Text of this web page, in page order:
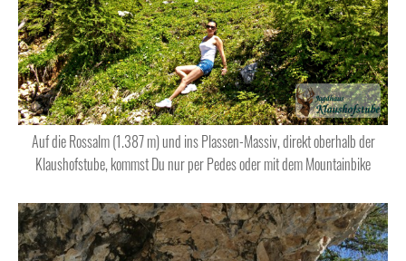
Auf die Rossalm (1.387 m) und ins Plassen-Massiv, direkt oberhalb der
Klaushofstube, kommst Du nur per Pedes oder mit dem Mountainbike